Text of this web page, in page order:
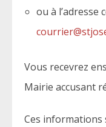
ou à l’adresse
Vous recevrez
Mairie accusant
Ces